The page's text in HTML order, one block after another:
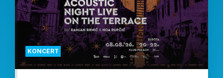
KONCERT